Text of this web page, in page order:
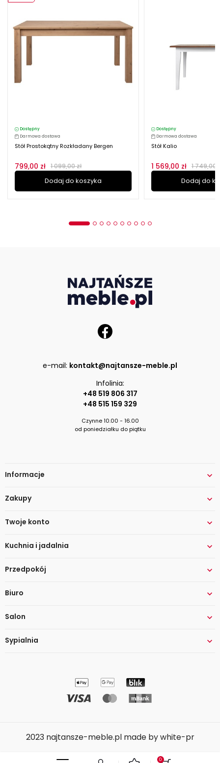
Dostępny
Darmowa dostawa
Stół Prostokątny Rozkładany Bergen
799,00 zł 1 099,00 zł
Dodaj do koszyka
Dostępny
Darmowa dostawa
Stół Kalio
1 569,00 zł 1 749,00
Dodaj do
e-mail: kontakt@najtansze-meble.pl
Infolinia:
+48 519 806 317
+48 515 159 329
Czynne 10.00 - 16.00
od poniedziałku do piątku
Informacje 
Zakupy 
Twoje konto 
Kuchnia i jadalnia 
Przedpokój 
Biuro 
Salon 
Sypialnia 
2023 najtansze-meble.pl made by white-pr
0